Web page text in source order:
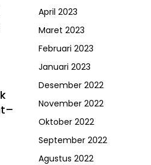
April 2023
Maret 2023
Februari 2023
Januari 2023
Desember 2022
November 2022
Oktober 2022
September 2022
Agustus 2022